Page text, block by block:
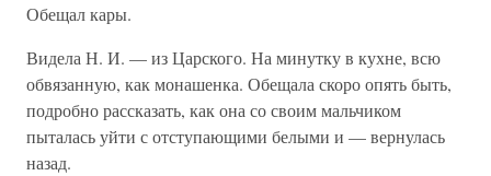
Обещал кары.
Видела Н. И. — из Царского. На минутку в кухне, всю
обвязанную, как монашенка. Обещала скоро опять быть,
подробно рассказать, как она со своим мальчиком
пыталась уйти с отступающими белыми и — вернулась
назад.